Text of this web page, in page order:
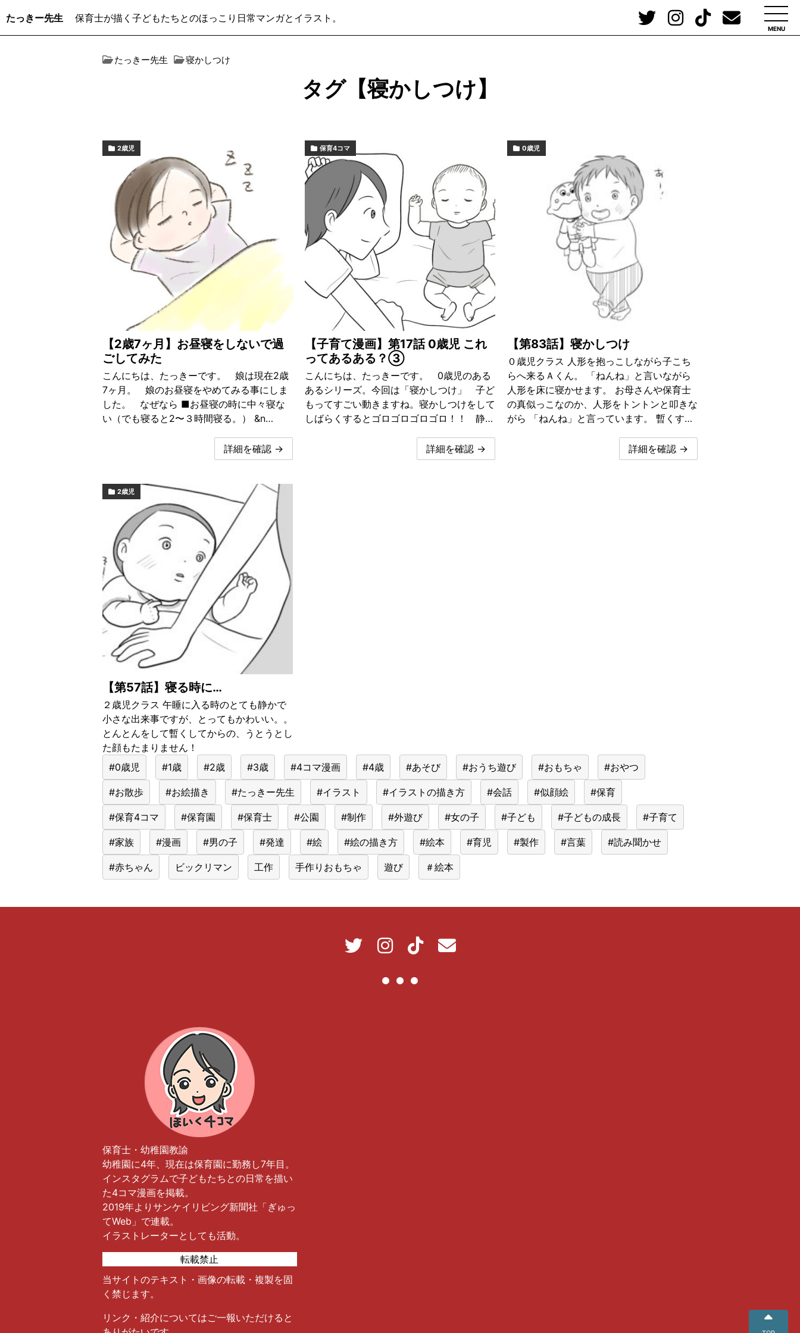
たっきー先生 保育士が描く子どもたちとのほっこり日常マンガとイラスト。
MENU
たっきー先生 寝かしつけ
タグ【寝かしつけ】
2歳児
【2歳7ヶ月】お昼寝をしないで過
ごしてみた
こんにちは、たっきーです。 娘は現在2歳
7ヶ月。 娘のお昼寝をやめてみる事にしま
した。 なぜなら ■お昼寝の時に中々寝な
い（でも寝ると2〜３時間寝る。） &n…
詳細を確認 →
保育4コマ
【子育て漫画】第17話 0歳児 これ
ってあるある？③
こんにちは、たっきーです。 0歳児のある
あるシリーズ。今回は「寝かしつけ」 子ど
もってすごい動きますね。寝かしつけをして
しばらくするとゴロゴロゴロゴロ！！ 静…
詳細を確認 →
0歳児
【第83話】寝かしつけ
０歳児クラス 人形を抱っこしながら子こち
らへ来るＡくん。 「ねんね」と言いながら
人形を床に寝かせます。 お母さんや保育士
の真似っこなのか、人形をトントンと叩きな
がら 「ねんね」と言っています。 暫くす…
詳細を確認 →
2歳児
【第57話】寝る時に…
２歳児クラス 午睡に入る時のとても静かで
小さな出来事ですが、とってもかわいい。。
とんとんをして暫くしてからの、うとうとし
た顔もたまりません！
#0歳児
#1歳 #2歳 #3歳 #4コマ漫画 #4歳 #あそび #おうち遊び #おもちゃ #おやつ
#お散歩 #お絵描き #たっきー先生 #イラスト #イラストの描き方 #会話 #似顔絵 #保育
#保育4コマ #保育園 #保育士 #公園 #制作 #外遊び #女の子 #子ども #子どもの成長 #子育て
#家族 #漫画 #男の子 #発達 #絵 #絵の描き方 #絵本 #育児 #製作 #言葉 #読み聞かせ
#赤ちゃん ビックリマン 工作 手作りおもちゃ 遊び ＃絵本
保育士・幼稚園教諭
幼稚園に4年、現在は保育園に勤務し7年目。
インスタグラムで子どもたちとの日常を描い
た4コマ漫画を掲載。
2019年よりサンケイリビング新聞社「ぎゅっ
てWeb」で連載。
イラストレーターとしても活動。
転載禁止
当サイトのテキスト・画像の転載・複製を固
く禁じます。
リンク・紹介についてはご一報いただけると